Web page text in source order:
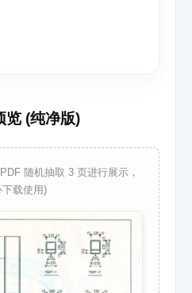
览 (纯净版)
随机抽取 3 页进行展示，
下载使用)